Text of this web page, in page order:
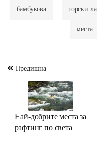
бамбукова горски
места
Навигация
Предишна
Най-добрите места за
рафтинг по света